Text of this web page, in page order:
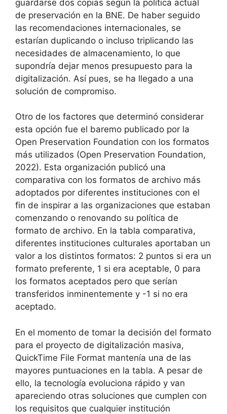
guardarse dos copias según la política actual
de preservación en la BNE. De haber seguido
las recomendaciones internacionales, se
estarían duplicando o incluso triplicando las
necesidades de almacenamiento, lo que
supondría dejar menos presupuesto para la
digitalización. Así pues, se ha llegado a una
solución de compromiso.
Otro de los factores que determinó considerar
esta opción fue el baremo publicado por la
Open Preservation Foundation con los formatos
más utilizados (Open Preservation Foundation,
2022). Esta organización publicó una
comparativa con los formatos de archivo más
adoptados por diferentes instituciones con el
fin de inspirar a las organizaciones que estaban
comenzando o renovando su política de
formato de archivo. En la tabla comparativa,
diferentes instituciones culturales aportaban un
valor a los distintos formatos: 2 puntos si era un
formato preferente, 1 si era aceptable, 0 para
los formatos aceptados pero que serían
transferidos inminentemente y -1 si no era
aceptado.
En el momento de tomar la decisión del formato
para el proyecto de digitalización masiva,
QuickTime File Format mantenía una de las
mayores puntuaciones en la tabla. A pesar de
ello, la tecnología evoluciona rápido y van
apareciendo otras soluciones que cumplen con
los requisitos que cualquier institución